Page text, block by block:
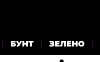
БУНТ ЗЕЛЕНО